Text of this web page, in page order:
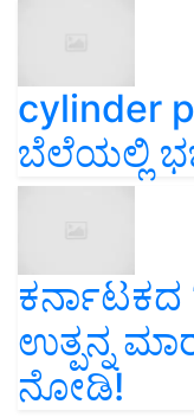
cylinder
ಬೆಲೆಯಲ್ಲಿ
ಉತ್ಪನ್ನ
ನೋಡಿ!